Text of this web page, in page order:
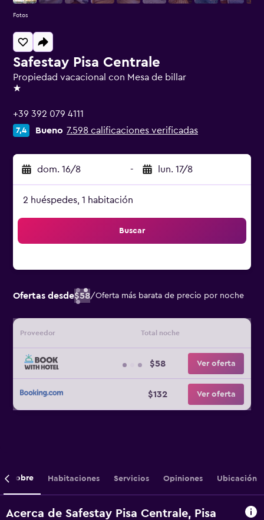
Safestay Pisa Centrale
Propiedad vacacional con Mesa de billar
1 estrella
+39 392 079 4111
7,4 Bueno 7.598 calificaciones verificadas
dom. 16/8 - lun. 17/8
2 huéspedes, 1 habitación
Buscar
Ofertas desde$58/Oferta más barata de precio por noche
Proveedor Total noche
$58 Ver oferta
$132 Ver oferta
Fotos
Sobre Habitaciones Servicios Opiniones Ubicación
Acerca de Safestay Pisa Centrale, Pisa